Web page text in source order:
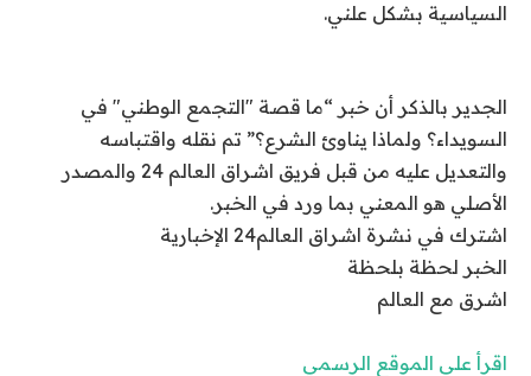
السياسية بشكل علني.
الجدير بالذكر أن خبر “ما قصة "التجمع الوطني" في
السويداء؟ ولماذا يناوئ الشرع؟” تم نقله واقتباسه
والتعديل عليه من قبل فريق اشراق العالم 24 والمصدر
الأصلي هو المعني بما ورد في الخبر.
اشترك في نشرة اشراق العالم24 الإخبارية
الخبر لحظة بلحظة
اشرق مع العالم
اقرأ على الموقع الرسمي